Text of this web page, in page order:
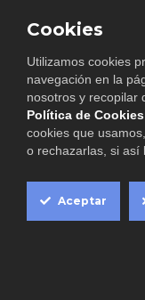
duro de
nuestros
Cookie
Cookies
Utilizamos cookies
navegación en la
nosotros y recopilar
Política de Cookies
cookies que
o rechazarlas, si así
Aceptar